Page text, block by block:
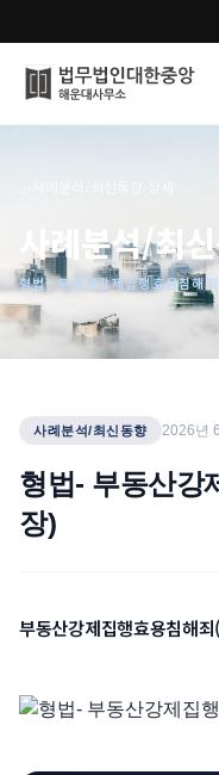
오시는 길
통합검색
업무분야
전체
법률 블로그
뉴스레터/브로슈어
사례분석/최
형법- 부동산강제집행효용침해
사례분석/최신동향 2026년
형법- 부동산강
장)
부동산강제집행효용침해